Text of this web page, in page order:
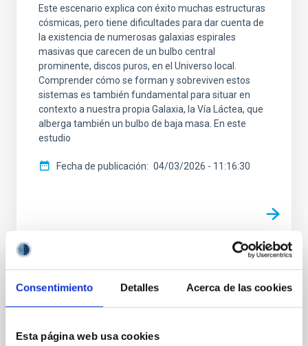
Consentimiento Detalles Acerca de las cookies
Esta página web usa cookies
Este escenario explica con éxito muchas estructuras
cósmicas, pero tiene dificultades para dar cuenta de
la existencia de numerosas galaxias espirales
masivas que carecen de un bulbo central
prominente, discos puros, en el Universo local.
Comprender cómo se forman y sobreviven estos
sistemas es también fundamental para situar en
contexto a nuestra propia Galaxia, la Vía Láctea, que
alberga también un bulbo de baja masa. En este
estudio
Fecha de publicación 04/03/2026 - 11:16:30
NOTA DE PRENSA
El Gran Telescopio Canarias encuentra
rastros de las primeras estrellas del
Universo en una galaxia vecina